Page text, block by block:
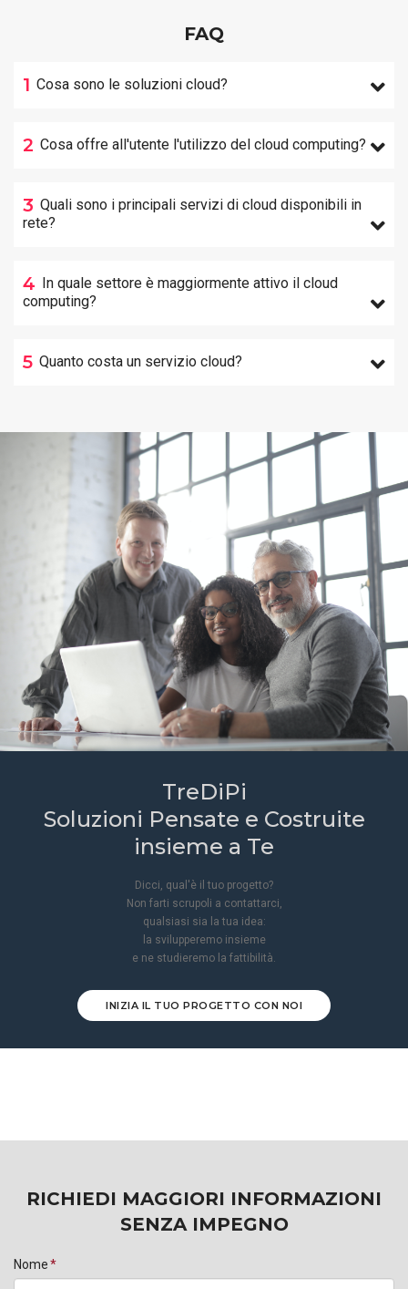
FAQ
1 Cosa sono le soluzioni cloud?
2 Cosa offre all'utente l'utilizzo del cloud computing?
3 Quali sono i principali servizi di cloud disponibili in
rete?
4
In quale settore è maggiormente attivo il cloud
computing?
5 Quanto costa un servizio cloud?
TreDiPi
Soluzioni Pensate e Costruite
insieme a Te
Dicci, qual'è il tuo progetto?
Non farti scrupoli a contattarci,
qualsiasi sia la tua idea:
la svilupperemo insieme
e ne studieremo la fattibilità.
INIZIA IL TUO PROGETTO CON NOI
RICHIEDI MAGGIORI INFORMAZIONI
SENZA IMPEGNO
Nome